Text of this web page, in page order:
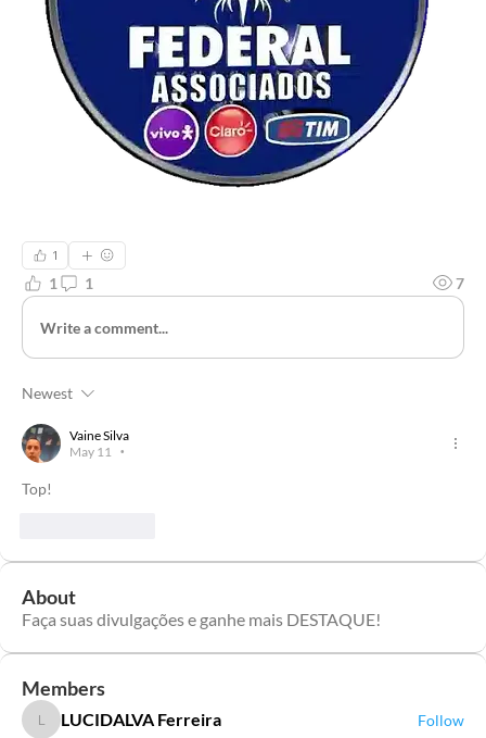
1
1 1 7
Write a comment...
Newest
Vaine Silva
May 11
•
Top!
About
Faça suas divulgações e ganhe mais DESTAQUE!
Members
LUCIDALVA Ferreira
LUCIDALVA Ferreira Follow